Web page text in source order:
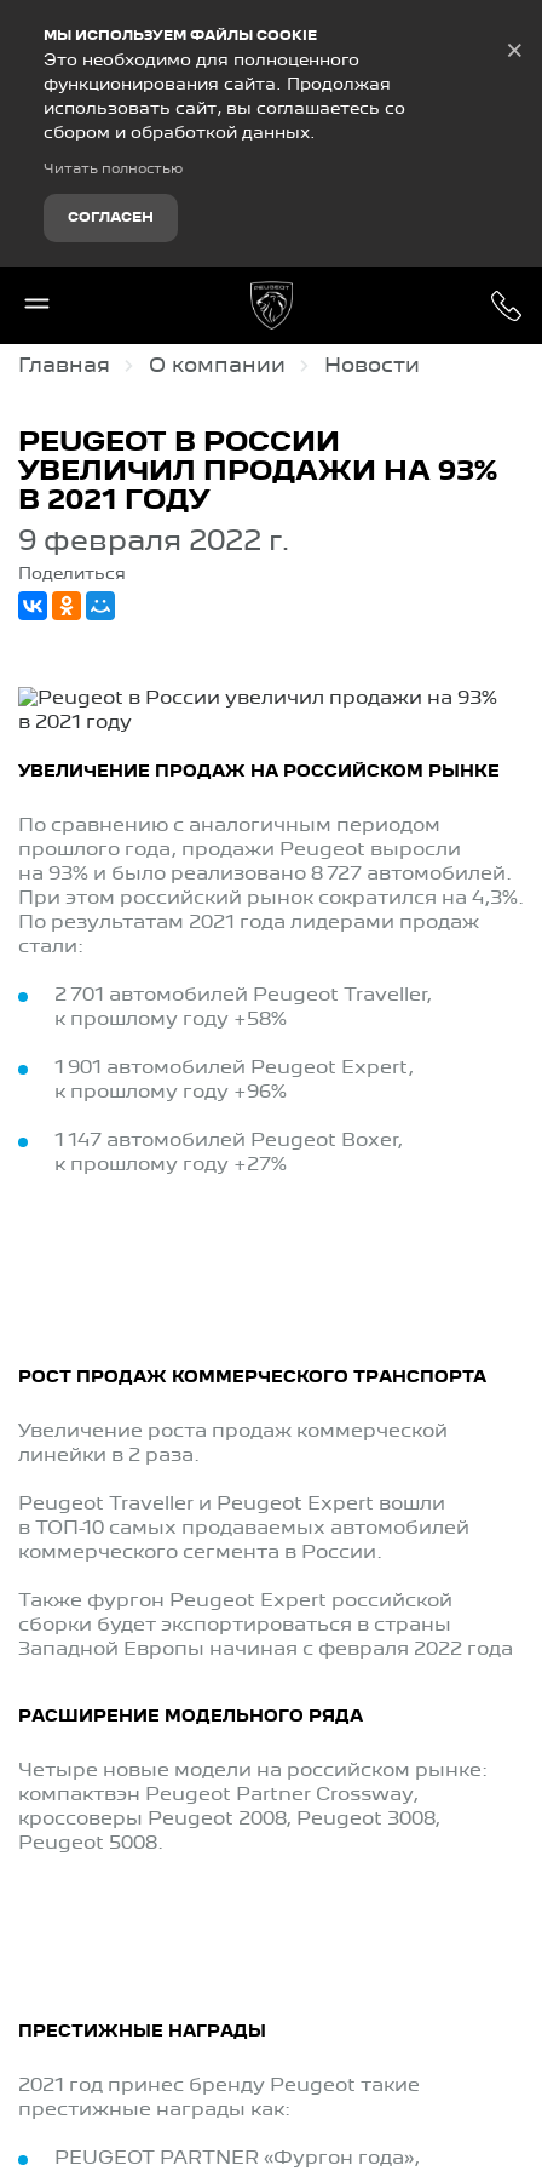
МЫ ИСПОЛЬЗУЕМ ФАЙЛЫ COOKIE
Это необходимо для полноценного
функционирования сайта. Продолжая
использовать сайт, вы соглашаетесь со
сбором и обработкой данных.
Читать полностью
СОГЛАСЕН
×
Главная О компании Новости
PEUGEOT В РОССИИ
УВЕЛИЧИЛ ПРОДАЖИ НА 93%
В 2021 ГОДУ
9 февраля 2022 г.
Поделиться
УВЕЛИЧЕНИЕ ПРОДАЖ НА РОССИЙСКОМ РЫНКЕ
По сравнению с аналогичным периодом
прошлого года, продажи Peugeot выросли
на 93% и было реализовано 8 727 автомобилей.
При этом российский рынок сократился на 4,3%.
По результатам 2021 года лидерами продаж
стали:
2 701 автомобилей Peugeot Traveller,
к прошлому году +58%
1 901 автомобилей Peugeot Expert,
к прошлому году +96%
1 147 автомобилей Peugeot Boxer,
к прошлому году +27%
РОСТ ПРОДАЖ КОММЕРЧЕСКОГО ТРАНСПОРТА
Увеличение роста продаж коммерческой
линейки в 2 раза.
Peugeot Traveller и Peugeot Expert вошли
в ТОП-10 самых продаваемых автомобилей
коммерческого сегмента в России.
Также фургон Peugeot Expert российской
сборки будет экспортироваться в страны
Западной Европы начиная с февраля 2022 года
РАСШИРЕНИЕ МОДЕЛЬНОГО РЯДА
Четыре новые модели на российском рынке:
компактвэн Peugeot Partner Crossway,
кроссоверы Peugeot 2008, Peugeot 3008,
Peugeot 5008.
ПРЕСТИЖНЫЕ НАГРАДЫ
2021 год принес бренду Peugeot такие
престижные награды как:
PEUGEOT PARTNER «Фургон года»,